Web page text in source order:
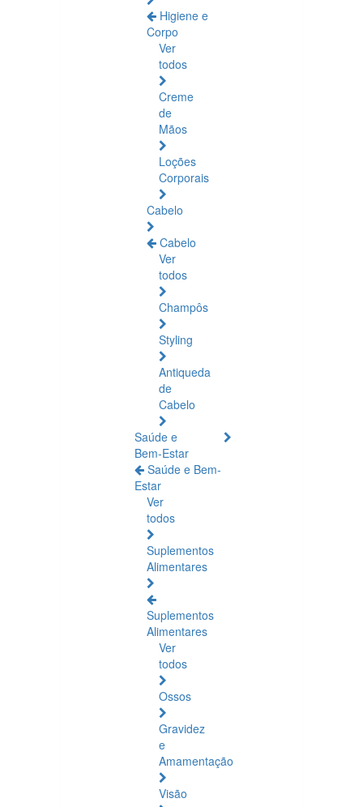
Higiene e
Corpo
Ver
todos
Creme
de
Mãos
Loções
Corporais
Cabelo
Cabelo
Ver
todos
Champôs
Styling
Antiqueda
de
Cabelo
Saúde e
Bem-Estar
Saúde e Bem-
Estar
Ver
todos
Suplementos
Alimentares
Suplementos
Alimentares
Ver
todos
Ossos
Gravidez
e
Amamentação
Visão